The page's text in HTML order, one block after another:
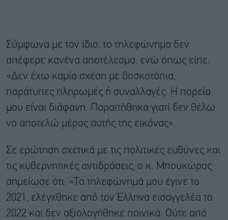
Σύμφωνα με τον ίδιο, το τηλεφώνημα δεν
απέφερε κανένα αποτέλεσμα, ενώ όπως είπε:
«Δεν έχω καμία σχέση με βοσκοτόπια,
παράτυπες πληρωμές ή συναλλαγές. Η πορεία
μου είναι διάφανη. Παραιτήθηκα γιατί δεν θέλω
να αποτελώ μέρος αυτής της εικόνας».
Σε ερώτηση σχετικά με τις πολιτικές ευθύνες και
τις κυβερνητικές αντιδράσεις, ο κ. Μπουκώρος
σημείωσε ότι: «Το τηλεφώνημά μου έγινε το
2021, ελέγχθηκε από τον Έλληνα εισαγγελέα το
2022 και δεν αξιολογήθηκε ποινικά. Ούτε από